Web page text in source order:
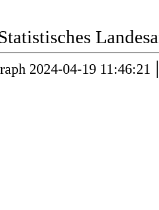
2024-04-19 11:46:21